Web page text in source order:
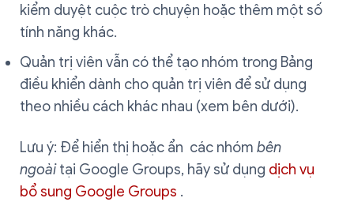
kiểm duyệt cuộc trò chuyện hoặc thêm một số
tính năng khác.
Quản trị viên vẫn có thể tạo nhóm trong Bảng
điều khiển dành cho quản trị viên để sử dụng
theo nhiều cách khác nhau (xem bên dưới).
Lưu ý: Để hiển thị hoặc ẩn các nhóm bên
ngoàitại Google Groups, hãy sử dụng dịch vụ
bổ sung Google Groups .